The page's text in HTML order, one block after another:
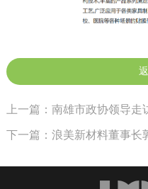
上一篇：南雄市政协领导走